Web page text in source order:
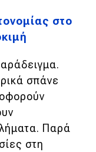
στο
σπάνε
Παρά
στη